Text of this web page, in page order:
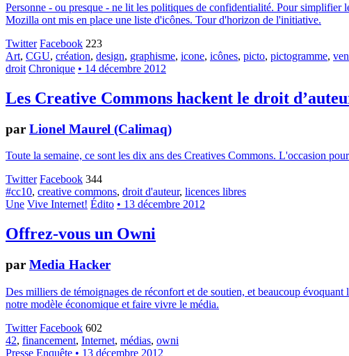
Personne - ou presque - ne lit les politiques de confidentialité. Pour simplifier
Mozilla ont mis en place une liste d'icônes. Tour d'horizon de l'initiative.
Twitter Facebook 223
Art, CGU, création, design, graphisme, icone, icônes, picto, pictogramme,
droit Chronique • 14 décembre 2012
Les Creative Commons hackent le droit
par Lionel Maurel (Calimaq)
Toute la semaine, ce sont les dix ans des Creatives Commons. L'occasion
Twitter Facebook 344
#cc10, creative commons, droit d'auteur, licences libres
Une Vive Internet! Édito • 13 décembre 2012
Offrez-vous un Owni
par Media Hacker
Des milliers de témoignages de réconfort et de soutien, et beaucoup
notre modèle économique et faire vivre le média.
Twitter Facebook 602
42, financement, Internet, médias, owni
Presse Enquête • 13 décembre 2012